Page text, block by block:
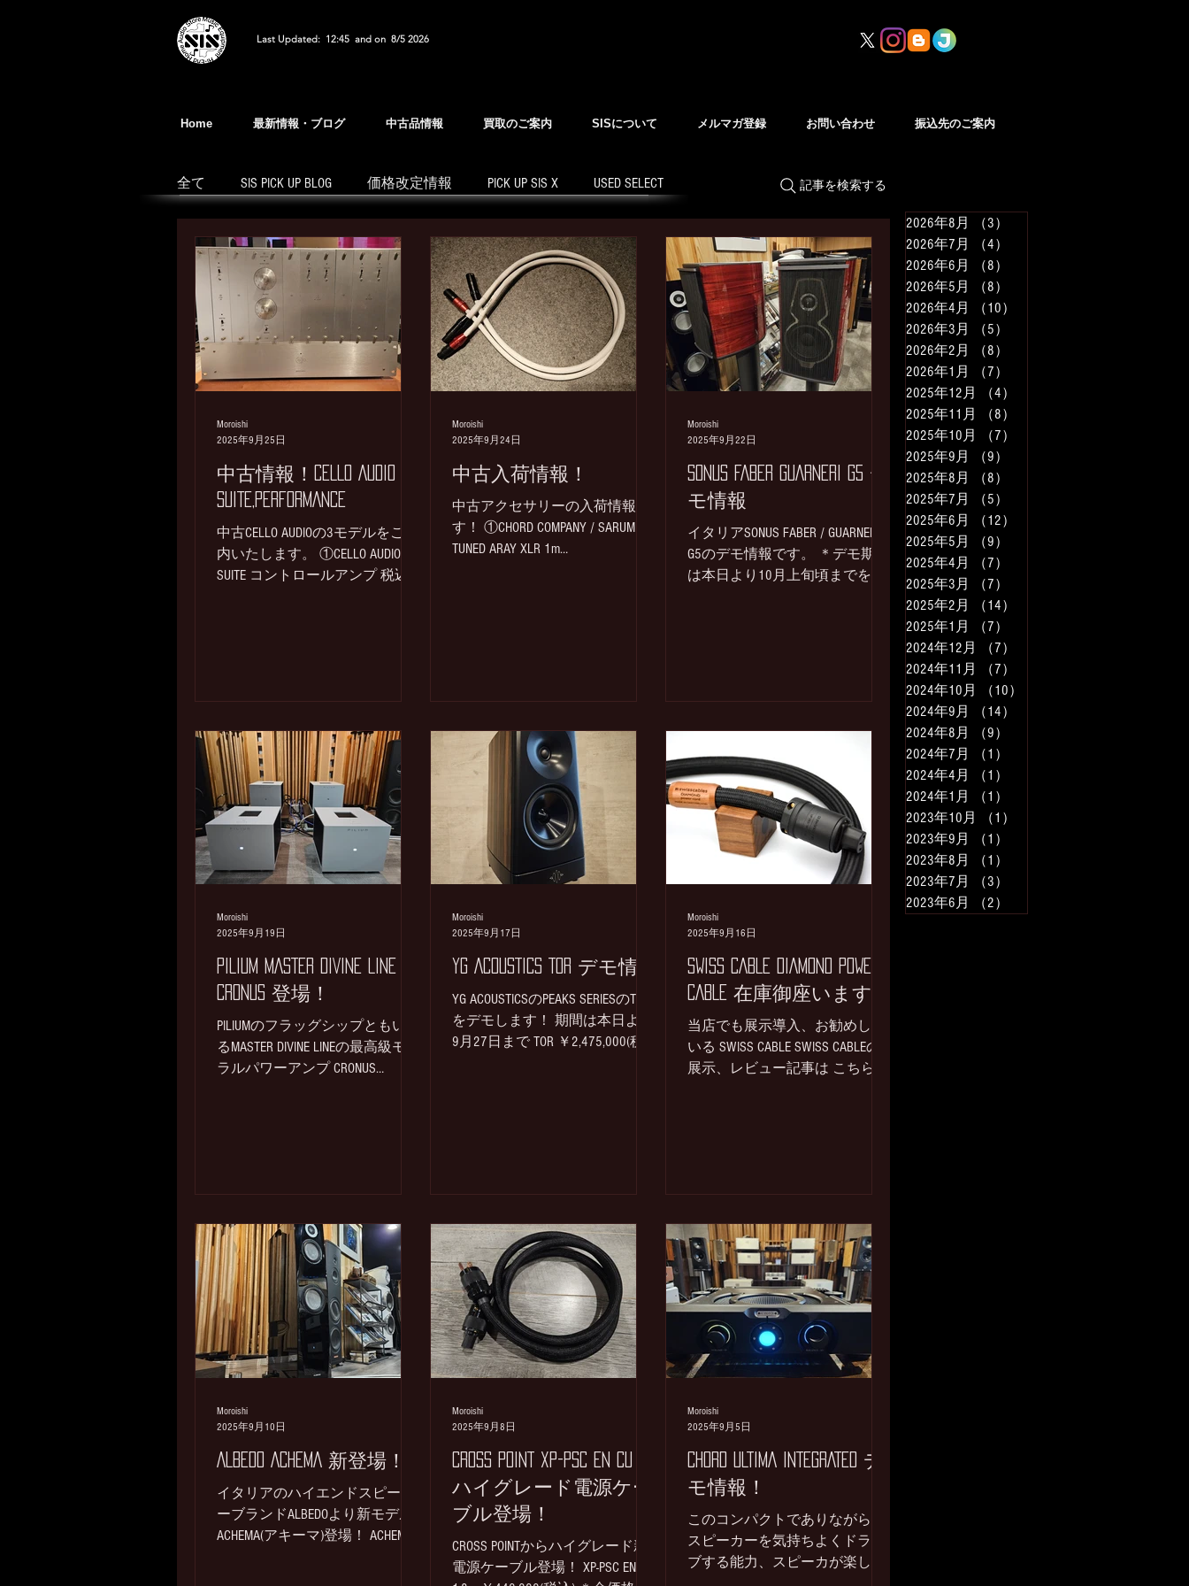
Last Updated: 12:45 and on 8/5 2026
Home 最新情報・ブログ 中古品情報 買取のご案内 SISについて メルマガ登録 お問い合わせ 振込先のご案内
全て SIS PICK UP BLOG 価格改定情報 PICK UP SIS X USED SELECT
中古情報！CELLO AUDIO /
SUITE,PERFORMANCE
中古CELLO AUDIOの3モデルをご案
内いたします。 ①CELLO AUDIO/
SUITE コントロールアンプ 税込
換。ボリューム及びバランス接
ミューティングリレー接触不良
為交換。 P101のコンデンサー交
換、P301のボリューム及びバラ
ンスガリのため分解クリーニン
グ。 スペック点検、各動作点
検。 メンテ済みの状態となりコ
ンディションは良好と言えま
レあり 付属：画像のDCケーブ
ル、フィッシャー変換プラグ、
ケーブル 中古半年動作保証 MC
PHONO入力×2、CD(ライン)×1の構
成となります。 往年の名機
CELLOのアナログサウンドをお求
めのお客様に如何でしょうか。
メンテ済みでご安心してお使い
Moroishi
2025年9月25日
中古入荷情報！
中古アクセサリーの入荷情報で
す！ ①CHORD COMPANY / SARUM
TUNED ARAY XLR 1m
1.5m ￥70,400→税込売価￥22,000
お問い合わせは諸石まで✉ 状
態：良好、小傷、小スレ 付属：
本体のみ ④SAEC / PL-6000 4m
￥81,400→SOLD 状態：良好。小
傷、小スレ 付属：ケーブルのみ
⑤ACOUSTIC REVIVE / RTP-6 ULTIMATE
￥228,800→税込売価￥SOLD お問
体表面に少々擦り傷あり、足ゴ
あり 付属：本体のみ 試聴希望は
ご予約にてご対応いたしますの
で、お問い合わせ、ご相談など
ご連絡お待
Moroishi
2025年9月24日
SONUS FABER GUARNERI G5 デ
モ情報
イタリアSONUS FABER / GUARNERI
G5のデモ情報です。 ＊デモ期間
は本日より10月上旬頃までを予
Moroishi
2025年9月22日
PILIUM MASTER DIVINE LINE
CRONUS 登場！
PILIUMのフラッグシップともいえ
るMASTER DIVINE LINEの最高級モノ
ラルパワーアンプ CRONUS
4年の開発期間を経て最新技術を
を実現するために開発された
PILIUM新世代のMASTER DIVINE
LINE。 このアンプはあらゆる負
荷を妥協無く駆動し真のPILIUMア
ンプとしてスピーカー本来の本
質と特性を最大限に引き出しま
す。 当店の現在のリファレンス
在の常設展示機はPILIUM DIVINE
LINEのセパレートアンプ プリア
ンプ：ALEXANDER ￥9,900,000(税
込) モノラルパワー：HERUCLES
￥17,600,000(税込) これまでの
PILIUMの記事 ARES プリアンプ
レビュー記事はこちら LEONIDAS
Moroishi
2025年9月19日
YG ACOUSTICS TOR デモ情報
YG ACOUSTICSのPEAKS SERIESのTOR
をデモします！ 期間は本日より
9月27日まで TOR ￥2,475,000(税
できる能力を持ち力を入れてい
を常設しており2階試聴ルームで
活躍していますが、そのCAIRNの
一つ上のモデルTOR CAIRN
￥1,848,000(税込、ペア) 専用ス
タンド ￥440,000(税込、ペア)
CAIRNのレビュー記事はこちら 並
べると正に一回り大きくしたサ
イズでウーファーがCAIRNの15cm
ロウジュアのサイズが異なりま
てTORは18kgとなります。 CAIRN
はそのサイズのコンパクトさを
感じられないほどのスケール感
登場から注目しておりました
Moroishi
2025年9月17日
SWISS CABLE DIAMOND POWER
CABLE 在庫御座います。
当店でも展示導入、お勧めして
いる SWISS CABLE SWISS CABLEの
展示、レビュー記事は こちら
Moroishi
2025年9月16日
ALBEDO ACHEMA 新登場！
イタリアのハイエンドスピーカ
ーブランドALBEDOより新モデル
ACHEMA(アキーマ)登場！ ACHEMA
Moroishi
2025年9月10日
CROSS POINT XP-PSC EN CU
ハイグレード電源ケー
ブル登場！
CROSS POINTからハイグレード新
電源ケーブル登場！ XP-PSC EN/CU
Moroishi
2025年9月8日
CHORD ULTIMA INTEGRATED デ
モ情報！
このコンパクトでありながらも
スピーカーを気持ちよくドライ
ブする能力、スピーカが楽しく
Moroishi
2025年9月5日
記事を検索する
2026年8月 （3）
2026年7月
（4）
2026年6月
（8）
2026年5月
（8）
2026年4月
（10）
2026年3月
（5）
2026年2月
（8）
2026年1月
（7）
2025年12月
（4）
2025年11月
（8）
2025年10月
（7）
2025年9月
（9）
2025年8月
（8）
2025年7月
（5）
2025年6月
（12）
2025年5月
（9）
2025年4月
（7）
2025年3月
（7）
2025年2月
（14）
2025年1月
（7）
2024年12月
（7）
2024年11月
（7）
2024年10月
（10）
2024年9月
（14）
2024年8月
（9）
2024年7月
（1）
2024年4月
（1）
2024年1月
（1）
2023年10月
（1）
2023年9月
（1）
2023年8月
（1）
2023年7月
（3）
2023年6月
（2）